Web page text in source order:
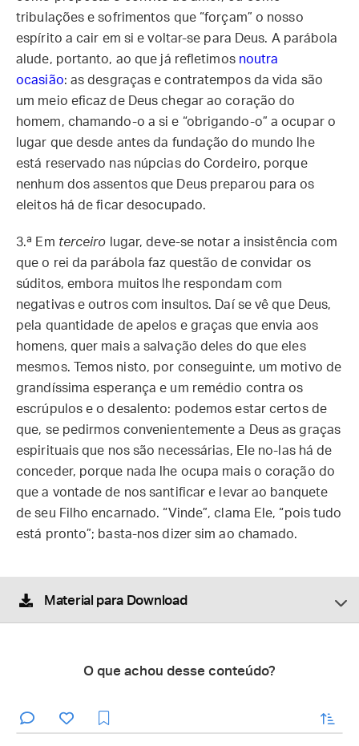
tribulações e sofrimentos que “forçam” o nosso
espírito a cair em si e voltar-se para Deus. A parábola
alude, portanto, ao que já refletimos noutra
ocasião: as desgraças e contratempos da vida são
um meio eficaz de Deus chegar ao coração do
homem, chamando-o a si e “obrigando-o” a ocupar o
lugar que desde antes da fundação do mundo lhe
está reservado nas núpcias do Cordeiro, porque
nenhum dos assentos que Deus preparou para os
eleitos há de ficar desocupado.
3.ª Em terceiro lugar, deve-se notar a insistência com
que o rei da parábola faz questão de convidar os
súditos, embora muitos lhe respondam com
negativas e outros com insultos. Daí se vê que Deus,
pela quantidade de apelos e graças que envia aos
homens, quer mais a salvação deles do que eles
mesmos. Temos nisto, por conseguinte, um motivo de
grandíssima esperança e um remédio contra os
escrúpulos e o desalento: podemos estar certos de
que, se pedirmos convenientemente a Deus as graças
espirituais que nos são necessárias, Ele no-las há de
conceder, porque nada lhe ocupa mais o coração do
que a vontade de nos santificar e levar ao banquete
de seu Filho encarnado. “Vinde”, clama Ele, “pois tudo
está pronto”; basta-nos dizer sim ao chamado.
Material para Download
O que achou desse conteúdo?
enviar